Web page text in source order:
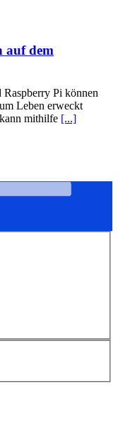
auf dem
Pi können
Leben erweckt
mithilfe [...]